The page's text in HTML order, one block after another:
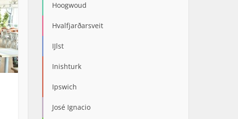
Hoogwoud
Hvalfjarðarsveit
IJlst
Inishturk
Ipswich
José Ignacio